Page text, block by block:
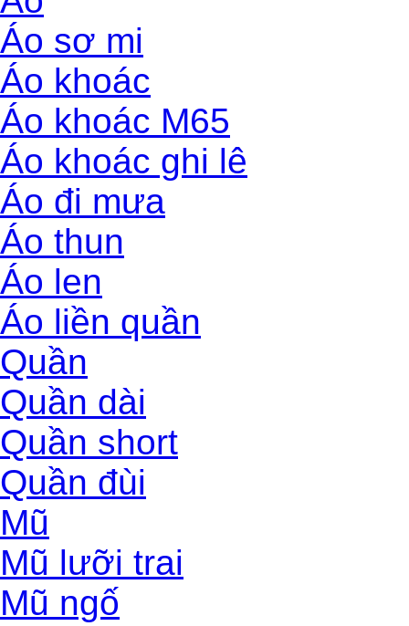
Áo sơ mi
Áo khoác
Áo khoác M65
Áo khoác ghi lê
Áo đi mưa
Áo thun
Áo len
Áo liền quần
Quần
Quần dài
Quần short
Quần đùi
Mũ
Mũ lưỡi trai
Mũ ngố